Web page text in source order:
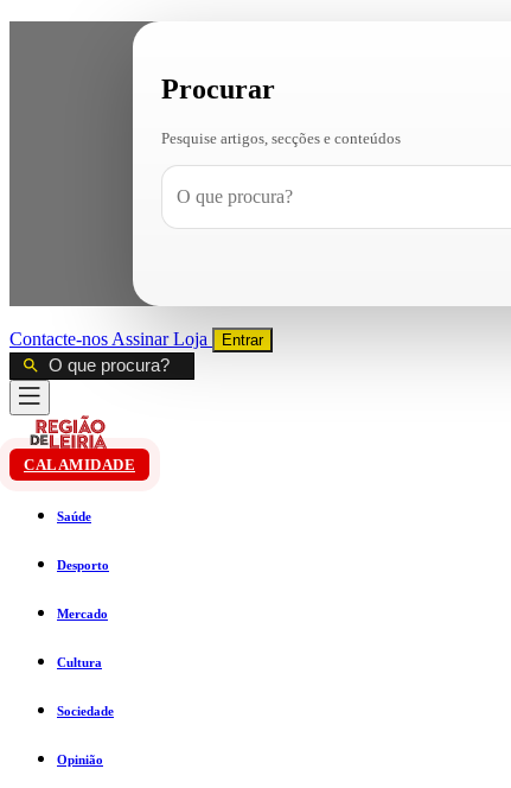
Procurar
Pesquise artigos, secções e conteúdos
Contacte-nos AssinarLoja Entrar
CALAMIDADE
Saúde
Desporto
Mercado
Cultura
Sociedade
Opinião